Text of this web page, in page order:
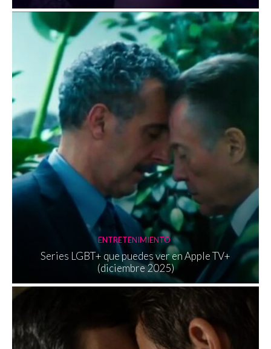
ENTRETENIMIENTO
Series LGBT+ que puedes ver en Apple TV+
(diciembre 2025)